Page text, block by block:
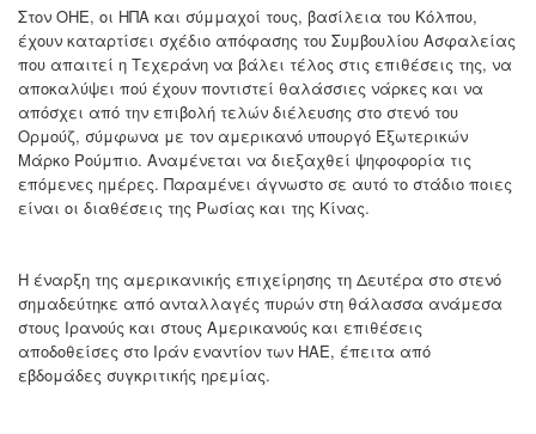
Στον ΟΗΕ, οι ΗΠΑ και σύμμαχοί τους, βασίλεια του Κόλπου,
έχουν καταρτίσει σχέδιο απόφασης του Συμβουλίου Ασφαλείας
που απαιτεί η Τεχεράνη να βάλει τέλος στις επιθέσεις της, να
αποκαλύψει πού έχουν ποντιστεί θαλάσσιες νάρκες και να
απόσχει από την επιβολή τελών διέλευσης στο στενό του
Ορμούζ, σύμφωνα με τον αμερικανό υπουργό Εξωτερικών
Μάρκο Ρούμπιο. Αναμένεται να διεξαχθεί ψηφοφορία τις
επόμενες ημέρες. Παραμένει άγνωστο σε αυτό το στάδιο ποιες
είναι οι διαθέσεις της Ρωσίας και της Κίνας.
Η έναρξη της αμερικανικής επιχείρησης τη Δευτέρα στο στενό
σημαδεύτηκε από ανταλλαγές πυρών στη θάλασσα ανάμεσα
στους Ιρανούς και στους Αμερικανούς και επιθέσεις
αποδοθείσες στο Ιράν εναντίον των ΗΑΕ, έπειτα από
εβδομάδες συγκριτικής ηρεμίας.